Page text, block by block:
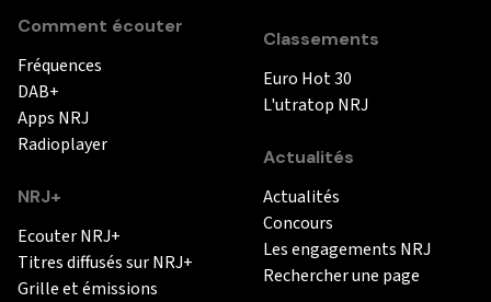
Comment écouter
Fréquences
DAB+
Apps NRJ
Radioplayer
NRJ+
Ecouter NRJ+
Titres diffusés sur NRJ+
Grille et émissions
Classements
Euro Hot 30
L'utratop NRJ
Actualités
Actualités
Concours
Les engagements NRJ
Rechercher une page